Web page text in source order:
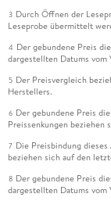
3 Durch Öffnen der
Leseprobe übermittelt
4 Der gebundene Preis
dargestellten Datums vom
5 Der Preisvergleich
Herstellers.
6 Der gebundene Preis
Preissenkungen beziehen
7 Die Preisbindung
beziehen sich auf den
8 Der gebundene Preis
dargestellten Datums vom